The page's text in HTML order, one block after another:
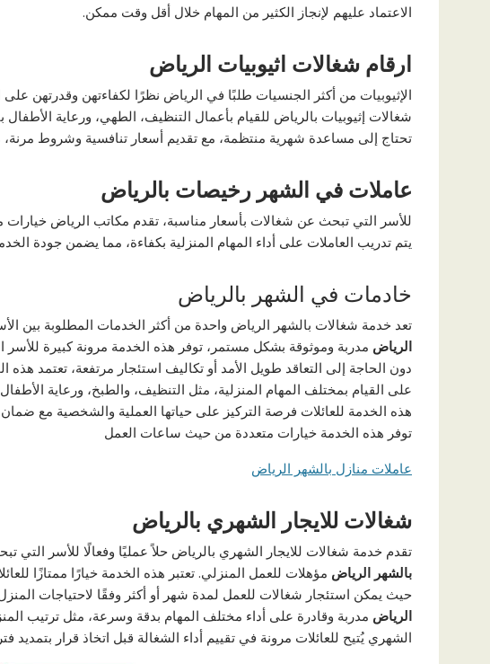
الاعتماد عليهم لإنجاز الكثير من المهام خلال أقل وقت ممكن.
ارقام شغالات اثيوبيات الرياض
الإثيوبيات من أكثر الجنسيات طلبًا في الرياض نظرًا لكفاءتهن وقدرتهن
شغالات إثيوبيات بالرياض للقيام بأعمال التنظيف، الطهي، ورعاية الأطفال
تحتاج إلى مساعدة شهرية منتظمة، مع تقديم أسعار تنافسية وشروط مرنة،
عاملات في الشهر رخيصات بالرياض
للأسر التي تبحث عن شغالات بأسعار مناسبة، تقدم مكاتب الرياض خيارات
يتم تدريب العاملات على أداء المهام المنزلية بكفاءة، مما يضمن جودة
خادمات في الشهر بالرياض
تعد خدمة شغالات بالشهر الرياض واحدة من أكثر الخدمات المطلوبة بين
الرياض مدربة وموثوقة بشكل مستمر، توفر هذه الخدمة مرونة كبيرة
دون الحاجة إلى التعاقد طويل الأمد أو تكاليف استئجار مرتفعة، تعتمد
على القيام بمختلف المهام المنزلية، مثل التنظيف، والطبخ، ورعاية
هذه الخدمة للعائلات فرصة التركيز على حياتها العملية والشخصية مع
توفر هذه الخدمة خيارات متعددة من حيث ساعات العمل
عاملات منازل بالشهر الرياض
شغالات للايجار الشهري بالرياض
تقدم خدمة شغالات للايجار الشهري بالرياض حلاً عمليًا وفعالًا للأسر
بالشهر الرياض مؤهلات للعمل المنزلي. تعتبر هذه الخدمة خيارًا ممتازًا
حيث يمكن استئجار شغالات للعمل لمدة شهر أو أكثر وفقًا لاحتياجات
الرياض مدربة وقادرة على أداء مختلف المهام بدقة وسرعة، مثل ترتيب
الشهري يُتيح للعائلات مرونة في تقييم أداء الشغالة قبل اتخاذ قرار بتمديد